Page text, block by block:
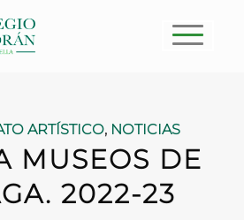
ARTÍSTICO, NOTICIAS
MUSEOS DE
2022-23